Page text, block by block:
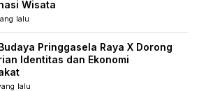
Wisata
lalu
Pringgasela Raya X Dorong
Identitas dan Ekonomi
lalu